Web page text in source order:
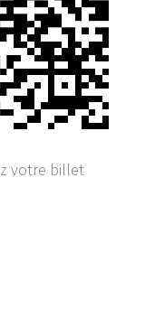
votre billet